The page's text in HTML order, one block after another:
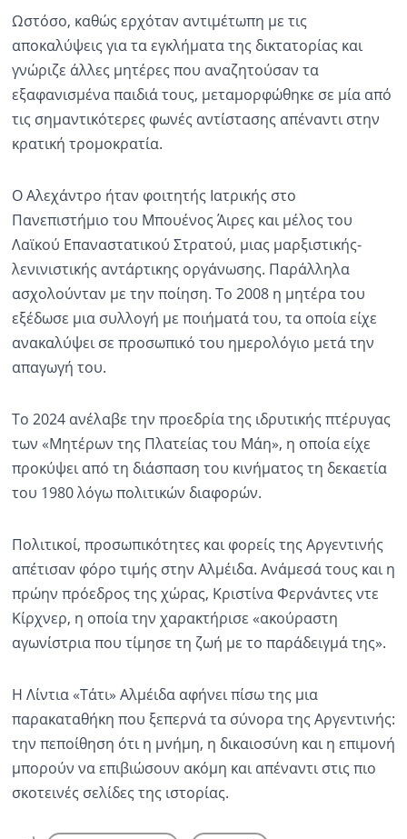
Ωστόσο, καθώς ερχόταν αντιμέτωπη με τις
αποκαλύψεις για τα εγκλήματα της δικτατορίας και
γνώριζε άλλες μητέρες που αναζητούσαν τα
εξαφανισμένα παιδιά τους, μεταμορφώθηκε σε μία από
τις σημαντικότερες φωνές αντίστασης απέναντι στην
κρατική τρομοκρατία.
Ο Αλεχάντρο ήταν φοιτητής Ιατρικής στο
Πανεπιστήμιο του Μπουένος Άιρες και μέλος του
Λαϊκού Επαναστατικού Στρατού, μιας μαρξιστικής-
λενινιστικής αντάρτικης οργάνωσης. Παράλληλα
ασχολούνταν με την ποίηση. Το 2008 η μητέρα του
εξέδωσε μια συλλογή με ποιήματά του, τα οποία είχε
ανακαλύψει σε προσωπικό του ημερολόγιο μετά την
απαγωγή του.
Το 2024 ανέλαβε την προεδρία της ιδρυτικής πτέρυγας
των «Μητέρων της Πλατείας του Μάη», η οποία είχε
προκύψει από τη διάσπαση του κινήματος τη δεκαετία
του 1980 λόγω πολιτικών διαφορών.
Πολιτικοί, προσωπικότητες και φορείς της Αργεντινής
απέτισαν φόρο τιμής στην Αλμέιδα. Ανάμεσά τους και η
πρώην πρόεδρος της χώρας, Κριστίνα Φερνάντες ντε
Κίρχνερ, η οποία την χαρακτήρισε «ακούραστη
αγωνίστρια που τίμησε τη ζωή με το παράδειγμά της».
Η Λίντια «Τάτι» Αλμέιδα αφήνει πίσω της μια
παρακαταθήκη που ξεπερνά τα σύνορα της Αργεντινής:
την πεποίθηση ότι η μνήμη, η δικαιοσύνη και η επιμονή
μπορούν να επιβιώσουν ακόμη και απέναντι στις πιο
σκοτεινές σελίδες της ιστορίας.